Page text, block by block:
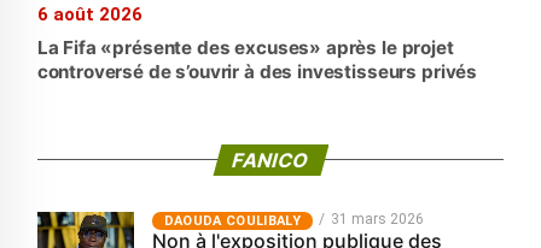
6 août 2026
La Fifa «présente des excuses» après le projet
controversé de s’ouvrir à des investisseurs privés
FANICO
‎DAOUDA COULIBALY 31 mars 2026
Non à l'exposition publique des